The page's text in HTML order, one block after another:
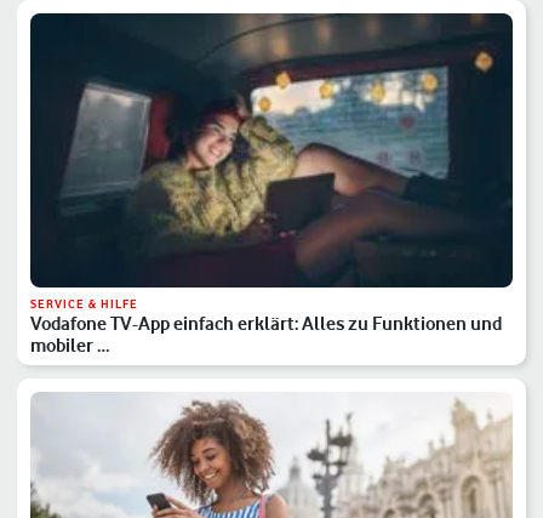
SERVICE & HILFE
Vodafone TV-App einfach erklärt: Alles zu Funktionen und
mobiler …